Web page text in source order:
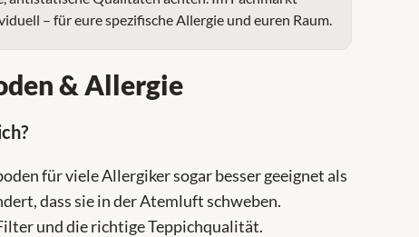
– für eure spezifische Allergie und euren Raum.
& Allergie
für viele Allergiker sogar besser geeignet als
dass sie in der Atemluft schweben.
und die richtige Teppichqualität.